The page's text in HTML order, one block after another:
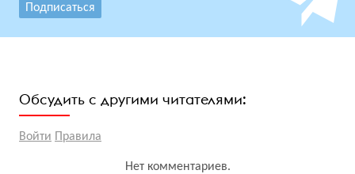
Подписаться
Обсудить с другими читателями:
Войти Правила
Нет комментариев.